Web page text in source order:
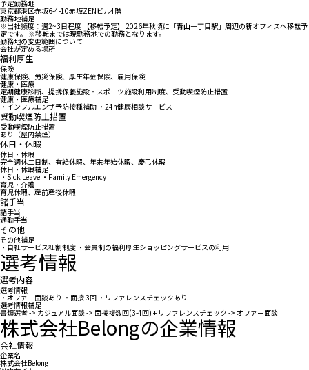
予定勤務地
東京都港区赤坂6-4-10赤坂ZENビル4階
勤務地補足
※出社頻度：週2~3日程度 【移転予定】 2026年秋頃に「青山一丁目駅」周辺の新オフィスへ移転予
定です。 ※移転までは現勤務地での勤務となります。
勤務地の変更範囲について
会社が定める場所
福利厚生
保険
健康保険、労災保険、厚生年金保険、雇用保険
健康・医療
定期健康診断、提携保養施設・スポーツ施設利用制度、受動喫煙防止措置
健康・医療補足
・インフルエンザ予防接種補助 ・24h健康相談サービス
受動喫煙防止措置
受動喫煙防止措置
あり（屋内禁煙）
休日・休暇
休日・休暇
完全週休二日制、有給休暇、年末年始休暇、慶弔休暇
休日・休暇補足
・Sick Leave ・Family Emergency
育児・介護
育児休暇、産前産後休暇
諸手当
諸手当
通勤手当
その他
その他補足
・自社サービス社割制度 ・会員制の福利厚生ショッピングサービスの利用
選考情報
選考内容
選考情報
・オファー面談あり ・面接 3回 ・リファレンスチェックあり
選考情報補足
書類選考 -> カジュアル面談 -> 面接複数回(3-4回) + リファレンスチェック -> オファー面談
株式会社Belongの企業情報
会社情報
企業名
株式会社Belong